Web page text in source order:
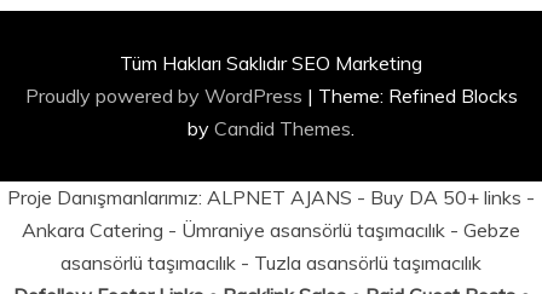
Tüm Hakları Saklıdır SEO Marketing
Proudly powered by WordPress | Theme: Refined Blocks
by Candid Themes.
Proje Danışmanlarımız: ALPNET AJANS - Buy DA 50+ links -
Ankara Catering - Ümraniye asansörlü taşımacılık - Gebze
asansörlü taşımacılık - Tuzla asansörlü taşımacılık